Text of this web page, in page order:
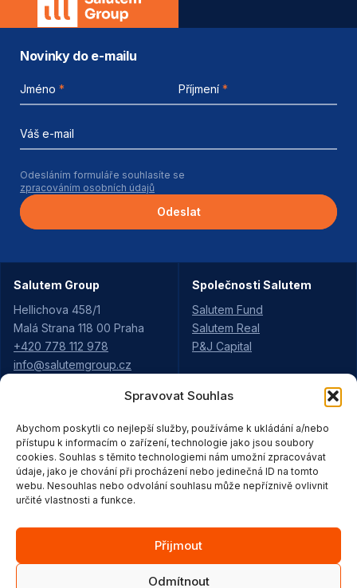
Spravovat Souhlas
Abychom poskytli co nejlepší služby, používáme k ukládání a/nebo
přístupu k informacím o zařízení, technologie jako jsou soubory
cookies. Souhlas s těmito technologiemi nám umožní zpracovávat
údaje, jako je chování při procházení nebo jedinečná ID na tomto
webu. Nesouhlas nebo odvolání souhlasu může nepříznivě ovlivnit
určité vlastnosti a funkce.
Přijmout
Odmítnout
Novinky do e-mailu
Jméno * Příjmení *
Váš e-mail
Odesláním formuláře souhlasíte se
zpracováním osobních údajů
Odeslat
Salutem Group
Hellichova 458/1
Malá Strana 118 00 Praha
+420 778 112 978
info@salutemgroup.cz
Společnosti Salutem
Salutem Fund
Salutem Real
P&J Capital
Kariéra
Pro partnery
Strategie
Ke stažení
Kontakty
Údolí Rejhotice
Pod Vyhlídkou
Moravská Třebová
Purkyňova Ústí